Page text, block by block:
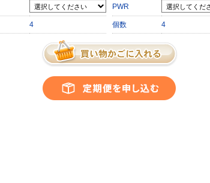
4
PWR
個数 4